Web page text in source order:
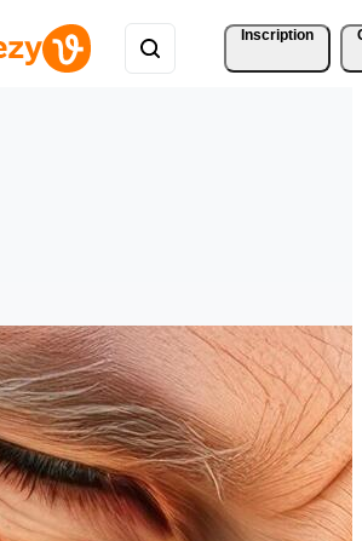
Inscription